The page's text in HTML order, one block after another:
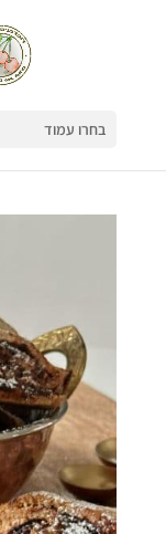
בחרו עמוד